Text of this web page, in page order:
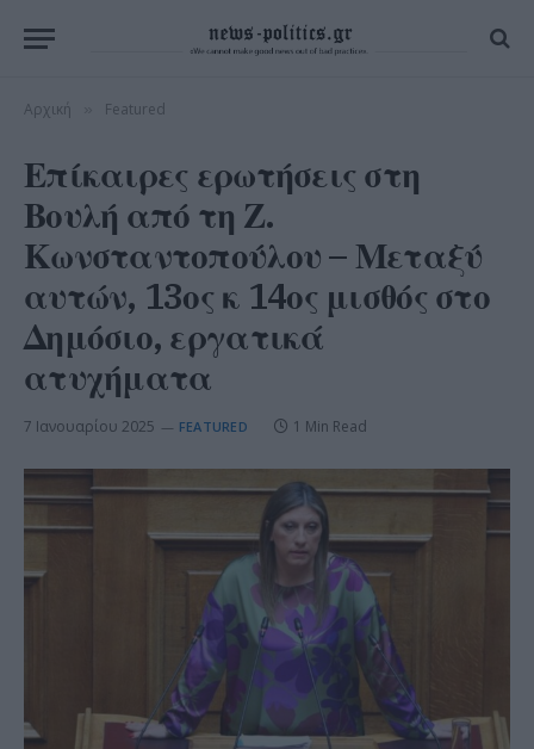
Αρχική Featured
Επίκαιρες ερωτήσεις στη
Βουλή από τη Ζ.
Κωνσταντοπούλου – Μεταξύ
αυτών, 13ος κ 14ος μισθός στο
Δημόσιο, εργατικά
ατυχήματα
7 Ιανουαρίου 2025 FEATURED 1 Min Read